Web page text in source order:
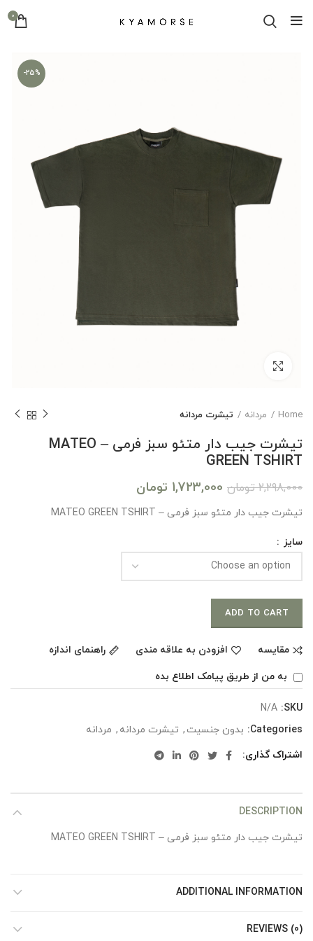
0
-25%
Home مردانه تیشرت مردانه
تیشرت جیب دار متئو سبز فرمی – MATEO
GREEN TSHIRT
2,298,000 تومان 1,723,000 تومان
تیشرت جیب دار متئو سبز فرمی – MATEO GREEN TSHIRT
سایز
ADD TO CART
مقایسه افزودن به علاقه مندی
راهنمای اندازه
به من از طریق پیامک اطلاع بده
SKU:
N/A
Categories: بدون جنسیت , تیشرت مردانه , مردانه
اشتراک گذاری
DESCRIPTION
تیشرت جیب دار متئو سبز فرمی – MATEO GREEN TSHIRT
ADDITIONAL INFORMATION
REVIEWS (0)